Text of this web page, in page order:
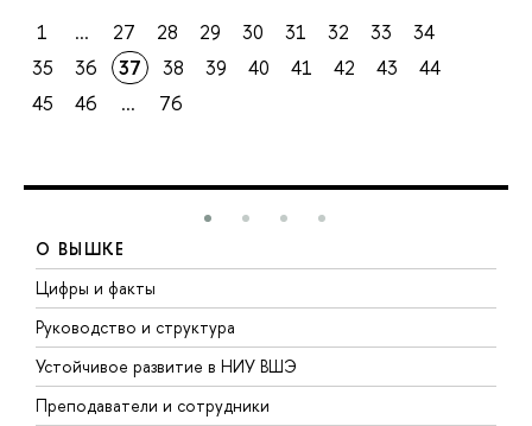
1 ... 27 28 29 30 31 32 33
34
35
36 37 38 39 40 41 42 43
44
45
46 ... 76
О ВЫШКЕ
Цифры и факты
Руководство и структура
Устойчивое развитие в НИУ ВШЭ
Преподаватели и сотрудники